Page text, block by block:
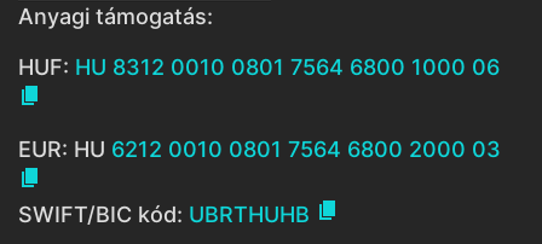
Anyagi támogatás:
HUF: HU 8312 0010 0801 7564 6800 1000 06

EUR: HU 6212 0010 0801 7564 6800 2000 03

SWIFT/BIC kód: UBRTHUHB 